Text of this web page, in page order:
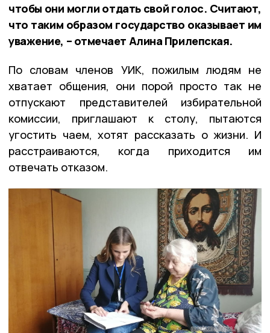
чтобы они могли отдать свой голос. Считают,
что таким образом государство оказывает им
уважение, – отмечает Алина Прилепская.
По словам членов УИК, пожилым людям не
хватает общения, они порой просто так не
отпускают представителей избирательной
комиссии, приглашают к столу, пытаются
угостить чаем, хотят рассказать о жизни. И
расстраиваются, когда приходится им
отвечать отказом.